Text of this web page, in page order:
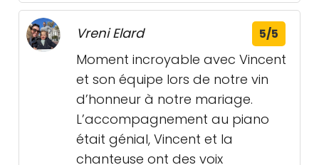
Vreni Elard 5/5
Moment incroyable avec Vincent
et son équipe lors de notre vin
d’honneur à notre mariage.
L’accompagnement au piano
était génial, Vincent et la
chanteuse ont des voix